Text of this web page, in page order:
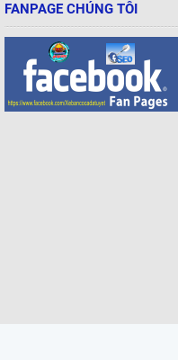
FANPAGE CHÚNG TÔI